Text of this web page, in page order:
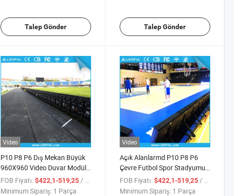
Talep Gönder Talep Gönder
Video
P10 P8 P6 Dış Mekan Büyük
960X960 Video Duvar Modülü
Futbol Stadyumu Çevresi LED
Ekran Gösterimi
FOB Fiyatı: $422,1-519,25 / Parça
Minimum Sipariş: 1 Parça
Video
Açık Alanlarmd P10 P8 P6
Çevre Futbol Spor Stadyumu
LED Ekran Gösterimi Reklam
Panosu
FOB Fiyatı: $422,1-519,25 / Parça
Minimum Sipariş: 1 Parça